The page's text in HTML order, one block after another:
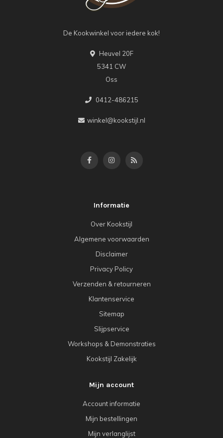
De Kookwinkel voor iedere kok!
Heuvel 20F
5341 CW
Oss
0412-486215
winkel@kookstijl.nl
Informatie
Over Kookstijl
Algemene voorwaarden
Disclaimer
Privacy Policy
Verzenden & retourneren
Klantenservice
Sitemap
Slijpservice
Workshops & Demonstraties
Kookstijl Zakelijk
Mijn account
Account informatie
Mijn bestellingen
Mijn verlanglijst